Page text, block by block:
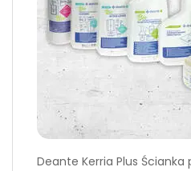
Deante Kerria Plus